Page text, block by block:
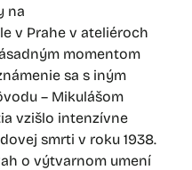
na
v Prahe v ateliéroch
momentom
sa s iným
– Mikulášom
vzišlo intenzívne
smrti v roku 1938.
o výtvarnom umení